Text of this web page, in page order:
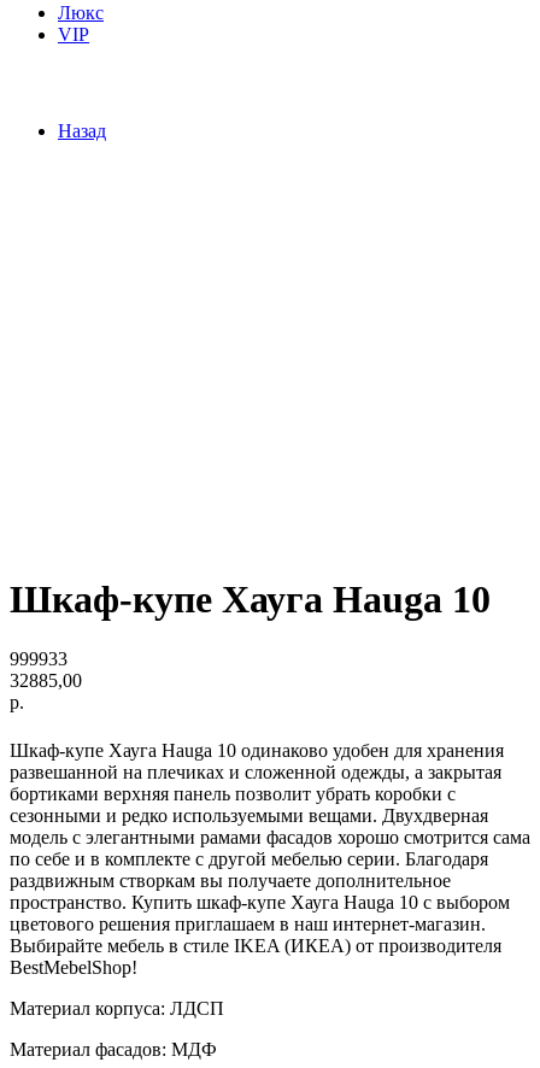
Люкс
VIP
Назад
Шкаф-купе Хауга Hauga 10
999933
32885,00
р.
Шкаф-купе Хауга Hauga 10 одинаково удобен для хранения
развешанной на плечиках и сложенной одежды, а закрытая
бортиками верхняя панель позволит убрать коробки с
сезонными и редко используемыми вещами. Двухдверная
модель с элегантными рамами фасадов хорошо смотрится сама
по себе и в комплекте с другой мебелью серии. Благодаря
раздвижным створкам вы получаете дополнительное
пространство. Купить шкаф-купе Хауга Hauga 10 с выбором
цветового решения приглашаем в наш интернет-магазин.
Выбирайте мебель в стиле IKEA (ИКЕА) от производителя
BestMebelShop!
Материал корпуса: ЛДСП
Материал фасадов: МДФ